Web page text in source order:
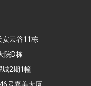
安云谷11栋
院D栋
城2期1幢